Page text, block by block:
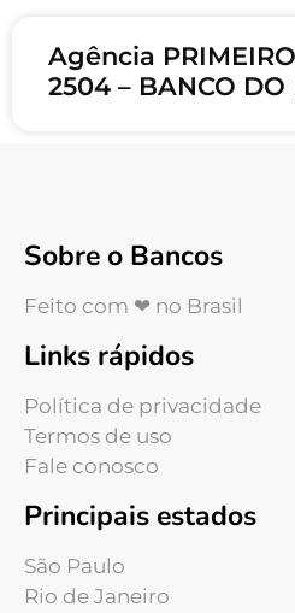
Agência
2504 – BANCO DO
Sobre o Bancos
Feito com ❤ no Brasil
Links rápidos
Política de privacidade
Termos de uso
Fale conosco
Principais estados
São Paulo
Rio de Janeiro